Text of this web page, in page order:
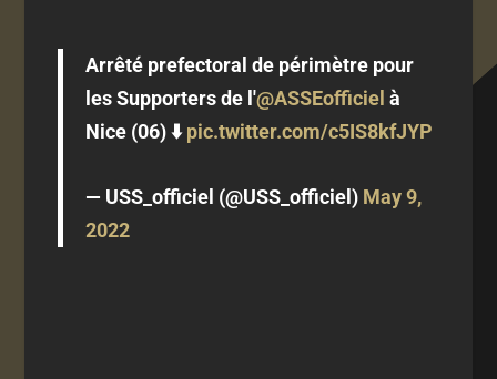
Arrêté prefectoral de périmètre pour
les Supporters de l'@ASSEofficiel à
Nice (06) ⬇️pic.twitter.com/c5IS8kfJYP
— USS_officiel (@USS_officiel) May 9,
2022